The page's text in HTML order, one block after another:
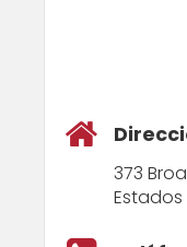
373
Estados